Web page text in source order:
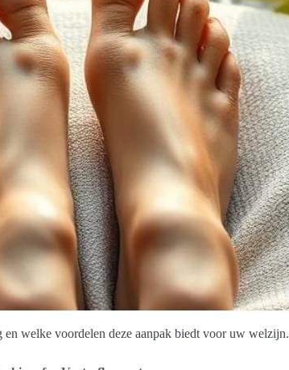
welke voordelen deze aanpak biedt voor uw welzijn.